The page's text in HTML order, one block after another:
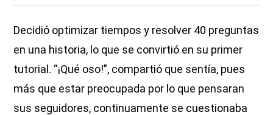
Decidió optimizar tiempos y resolver 40 preguntas
en una historia, lo que se convirtió en su primer
tutorial. “¡Qué oso!”, compartió que sentía, pues
más que estar preocupada por lo que pensaran
sus seguidores, continuamente se cuestionaba